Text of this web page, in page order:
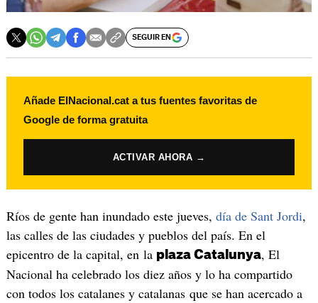
SEGUIR EN
Añade ElNacional.cat a tus fuentes favoritas de
Google de forma gratuita
ACTIVAR AHORA →
Ríos de gente han inundado este jueves, día de Sant Jordi,
las calles de las ciudades y pueblos del país. En el
epicentro de la capital, en la plaza Catalunya, El
Nacional ha celebrado los diez años y lo ha compartido
con todos los catalanes y catalanas que se han acercado a